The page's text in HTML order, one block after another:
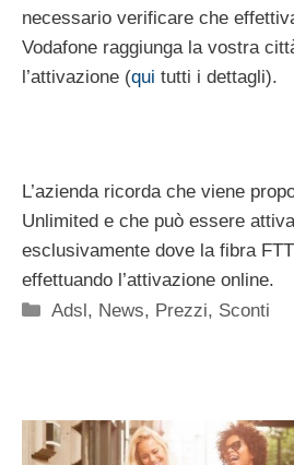
necessario verificare che
Vodafone raggiunga la vostra
l’attivazione (qui tutti i dettagli).
L’azienda ricorda che viene
Unlimited e che può essere
esclusivamente dove la fibra
effettuando l’attivazione online.
Categorie
Adsl, News, Prezzi, Sconti